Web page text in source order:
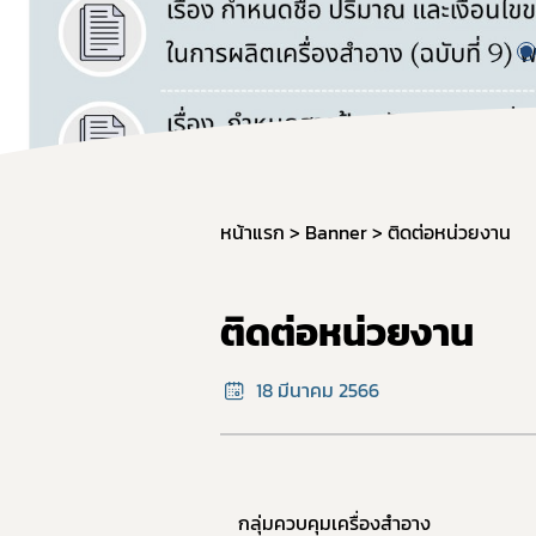
หน้าแรก Banner ติดต่อหน่วยงาน
ติดต่อหน่วยงาน
18 มีนาคม 2566
กลุ่มควบคุมเครื่องสำอาง